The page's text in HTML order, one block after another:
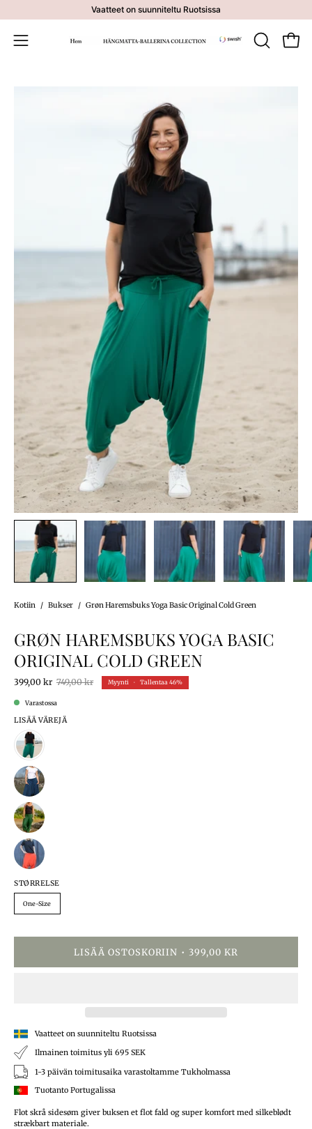
Vaatteet on suunniteltu Ruotsissa
Avaa
AVAAAvaa
Kotiin / Bukser / Grøn Haremsbuks Yoga Basic Original Cold Green
GRØN HAREMSBUKS YOGA BASIC
ORIGINAL COLD GREEN
399,00 kr 749,00 kr Myynti • Tallentaa 46%
Varastossa
LISÄÄ VÄREJÄ
STØRRELSE
One-Size
LISÄÄ OSTOSKORIIN 399,00 KR
Vaatteet on suunniteltu Ruotsissa
Ilmainen toimitus yli 695 SEK
1-3 päivän toimitusaika varastoltamme Tukholmassa
Tuotanto Portugalissa
Flot skrå sidesøm giver buksen et flot fald og super komfort med silkeblødt
strækbart materiale.